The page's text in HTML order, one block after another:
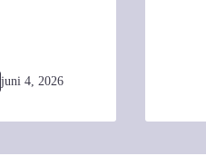
juni 4, 2026